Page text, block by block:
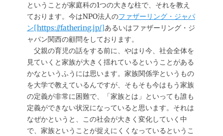
ということが家庭科の1つの大きな柱で、それを教え
ております。今はNPO法人のファザーリング・ジャパ
ン[https://fathering.jp/]あるいはファザーリング・ジ
ャパン関西の顧問をしております。
父親の育児の話をする前に、やはり今、社会全体を
見ていくと家族が大きく揺れているということがある
かなというふうには思います。家族関係学というもの
を大学で教えているんですが、そもそも今はもう家族
の定義が非常に困難で、「家族とは」といっても誰も
定義ができない状況になっていると思います。それは
なぜかというと、この社会が大きく変化していく中
で、家族ということが捉えにくくなっているというこ